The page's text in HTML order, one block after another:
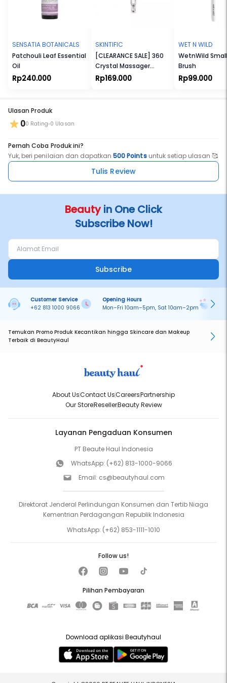
mengandung antioksidan yang dapat membantu melindungi
dan membersihkan kulit. Gotu kola dapat membantu produksi
kolagen pada kulit.Cocok untuk Ibu Hamil dan Menyusui. Cocok
Karang. Tersertifikasi Halal.
SENSATIA BOTANICALS
Patchouli Leaf Essential
Oil
Rp240.000
SKINTIFIC
[CLEARANCE SALE] 360
Crystal Massager
Lifting Eye Cream 20gr
Rp169.000
WET N WILD
WetnWild
Brush
Rp99.000
Ulasan Produk
00 Rating 0 Ulasan
Pernah Coba Produk ini?
Yuk, beri penilaian dan dapatkan500 Pointsuntuk setiap ulasan 🥰
Tulis Review
Beautyin One Click
Subscribe Now!
Subscribe
Customer Service
+62 813 1000 9066
Opening Hours
Mon–Fri 10am–5pm, Sat 10am–2pm
Temukan Promo Produk Kecantikan hingga Skincare dan Makeup
Terbaik di BeautyHaul
About UsContact UsCareersPartnership
Our StoreResellerBeauty Review
Layanan Pengaduan Konsumen
PT Beaute Haul Indonesia
WhatsApp: (+62) 813-1000-9066
Email: cs@beautyhaul.com
Direktorat Jenderal Perlindungan Konsumen dan Tertib Niaga
Kementrian Perdagangan Republik Indonesia
WhatsApp: (+62) 853-1111-1010
Pilihan Pembayaran
Follow us!
Download aplikasi Beautyhaul